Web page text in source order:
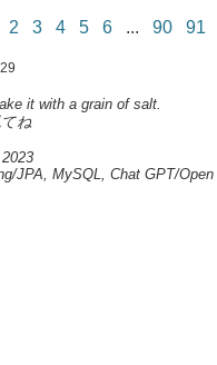
2 3 4 5 6 ... 90
it with a grain of salt.
ね
2023
JPA, MySQL, Chat GPT/